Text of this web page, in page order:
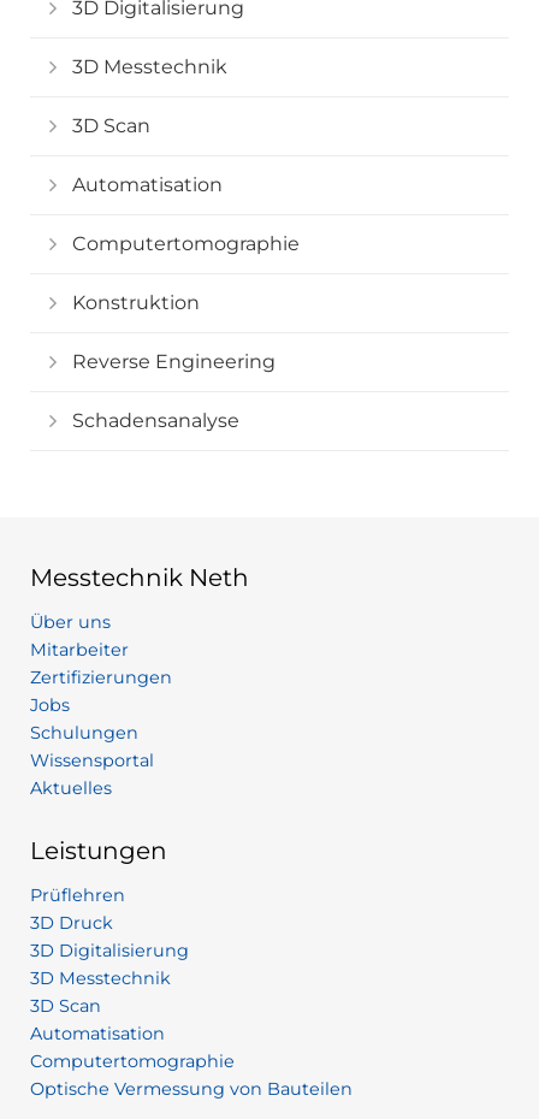
3D Digitalisierung
3D Messtechnik
3D Scan
Automatisation
Computertomographie
Konstruktion
Reverse Engineering
Schadensanalyse
Messtechnik Neth
Über uns
Mitarbeiter
Zertifizierungen
Jobs
Schulungen
Wissensportal
Aktuelles
Leistungen
Prüflehren
3D Druck
3D Digitalisierung
3D Messtechnik
3D Scan
Automatisation
Computertomographie
Optische Vermessung von Bauteilen